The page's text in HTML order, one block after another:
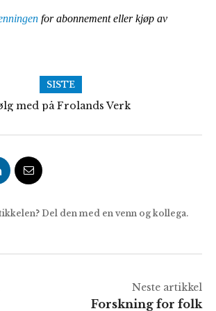
for abonnement eller kjøp av
SISTE
med på Frolands Verk
Ja, nei, kanskje?
Del den med en venn og kollega.
Neste artikkel
Forskning for folk